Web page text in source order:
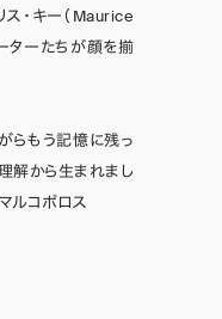
ス・キー（Maurice
ターたちが顔を揃
らもう記憶に残っ
解から生まれまし
ルコポロス